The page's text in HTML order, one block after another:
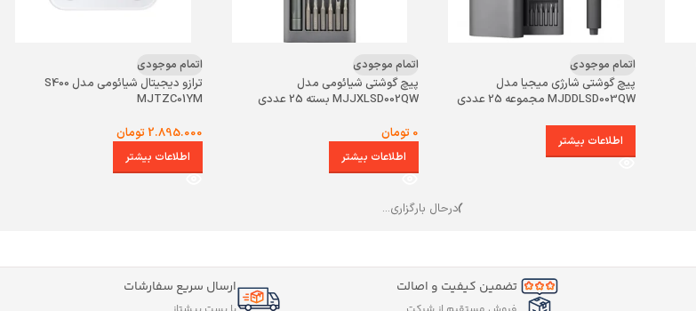
اتمام موجودی
پیچ گوشتی شارژی میجیا مدل
MJDDLSD003QW مجموعه 25 عددی
اطلاعات بیشتر
اتمام موجودی
پیچ گوشتی شیائومی مدل
MJJXLSD002QW بسته 25 عددی
0 تومان
اطلاعات بیشتر
اتمام موجودی
ترازو دیجیتال شیائومی مدل S400
MJTZC01YM
2.895.000 تومان
اطلاعات بیشتر